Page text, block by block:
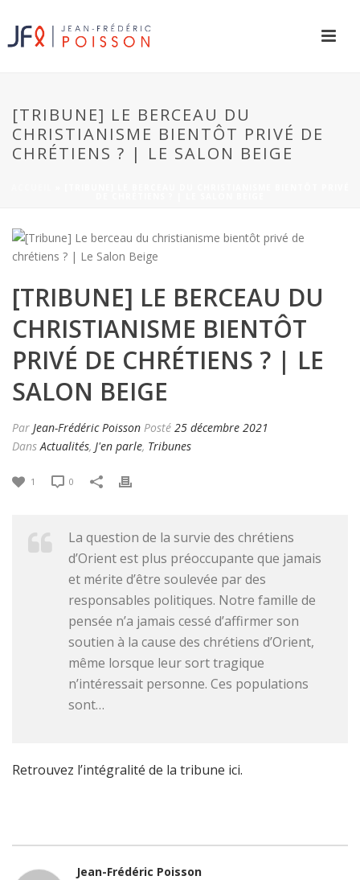
[TRIBUNE] LE BERCEAU DU
CHRISTIANISME BIENTÔT PRIVÉ DE
CHRÉTIENS ? | LE SALON BEIGE
[TRIBUNE] LE BERCEAU DU
CHRISTIANISME BIENTÔT
PRIVÉ DE CHRÉTIENS ? | LE
SALON BEIGE
Par Jean-Frédéric Poisson Posté 25 décembre 2021
DansActualités, J'en parle, Tribunes
1 0
La question de la survie des chrétiens
d’Orient est plus préoccupante que jamais
et mérite d’être soulevée par des
responsables politiques. Notre famille de
pensée n’a jamais cessé d’affirmer son
soutien à la cause des chrétiens d’Orient,
même lorsque leur sort tragique
n’intéressait personne. Ces populations
sont…
Retrouvez l’intégralité de la tribune ici.
Jean-Frédéric Poisson